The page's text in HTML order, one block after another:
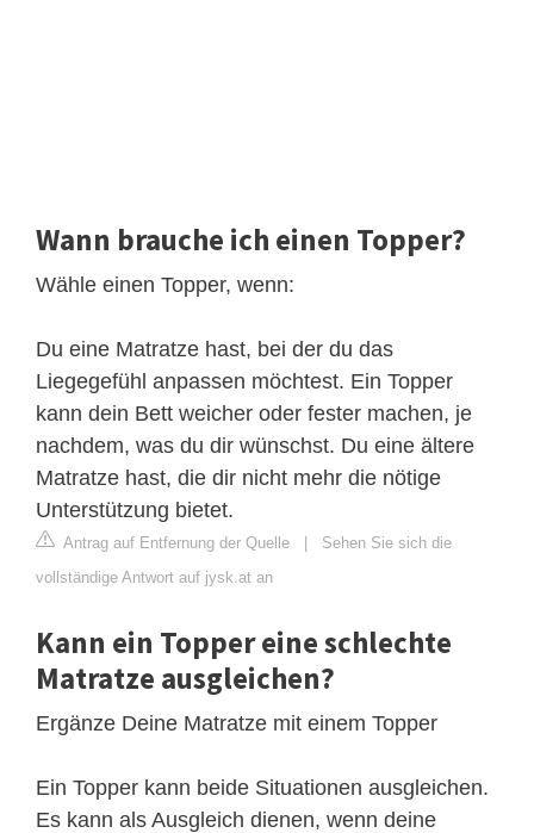
Wann brauche ich einen Topper?
Wähle einen Topper, wenn:
Du eine Matratze hast, bei der du das
Liegegefühl anpassen möchtest. Ein Topper
kann dein Bett weicher oder fester machen, je
nachdem, was du dir wünschst. Du eine ältere
Matratze hast, die dir nicht mehr die nötige
Unterstützung bietet.
Antrag auf Entfernung der Quelle | Sehen Sie sich die
vollständige Antwort auf jysk.at an
Kann ein Topper eine schlechte
Matratze ausgleichen?
Ergänze Deine Matratze mit einem Topper
Ein Topper kann beide Situationen ausgleichen.
Es kann als Ausgleich dienen, wenn deine